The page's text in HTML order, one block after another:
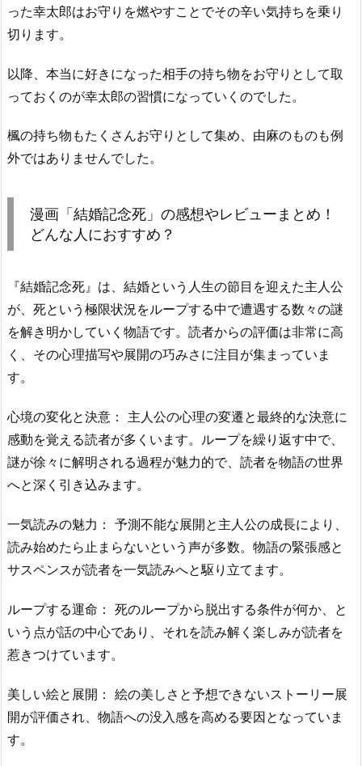
った幸太郎はお守りを燃やすことでその辛い気持ちを乗り
切ります。
以降、本当に好きになった相手の持ち物をお守りとして取
っておくのが幸太郎の習慣になっていくのでした。
楓の持ち物もたくさんお守りとして集め、由麻のものも例
外ではありませんでした。
漫画「結婚記念死」の感想やレビューまとめ！
どんな人におすすめ？
『結婚記念死』は、結婚という人生の節目を迎えた主人公
が、死という極限状況をループする中で遭遇する数々の謎
を解き明かしていく物語です。読者からの評価は非常に高
く、その心理描写や展開の巧みさに注目が集まっていま
す。
心境の変化と決意： 主人公の心理の変遷と最終的な決意に
感動を覚える読者が多くいます。ループを繰り返す中で、
謎が徐々に解明される過程が魅力的で、読者を物語の世界
へと深く引き込みます。
一気読みの魅力： 予測不能な展開と主人公の成長により、
読み始めたら止まらないという声が多数。物語の緊張感と
サスペンスが読者を一気読みへと駆り立てます。
ループする運命： 死のループから脱出する条件が何か、と
いう点が話の中心であり、それを読み解く楽しみが読者を
惹きつけています。
美しい絵と展開： 絵の美しさと予想できないストーリー展
開が評価され、物語への没入感を高める要因となっていま
す。